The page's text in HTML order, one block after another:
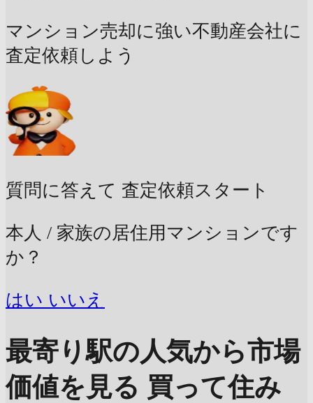
マンション売却に強い不動産会社に
査定依頼しよう
質問に答えて 査定依頼スタート
本人 / 家族の居住用マンションです
か？
はい いいえ
最寄り駅の人気から市場
価値を見る 買って住み